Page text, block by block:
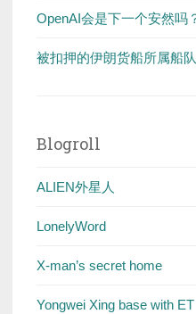
OpenAI会是下一个安然吗
被扣押的伊朗货船所属船
Blogroll
ALIEN外星人
LonelyWord
X-man’s secret home
Yongwei Xing base with ET